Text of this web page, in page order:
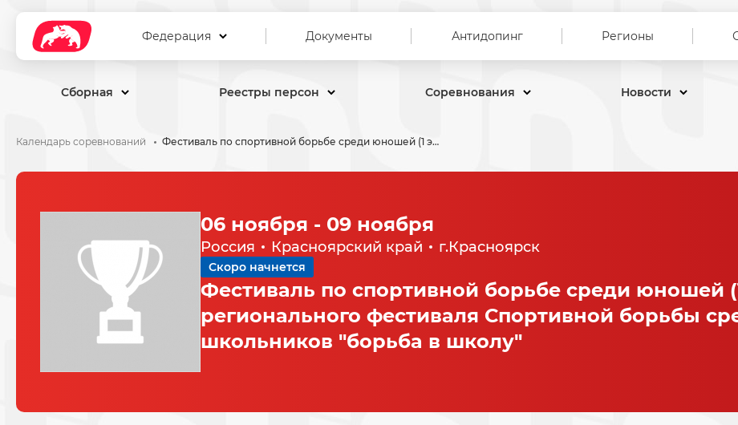
Федерация Документы Антидопинг Регионы
Сборная Реестры персон Соревнования Новости
Календарь соревнований Фестиваль по спортивной борьбе среди юношей (1 этап регионального фестиваля Спортивной борьбы среди школьников "борьба в школу"
06 ноября - 09 ноября
Россия Красноярский край г.Красноярск
Скоро начнется
Фестиваль по спортивной борьбе среди юношей
регионального фестиваля Спортивной борьбы
школьников "борьба в школу"